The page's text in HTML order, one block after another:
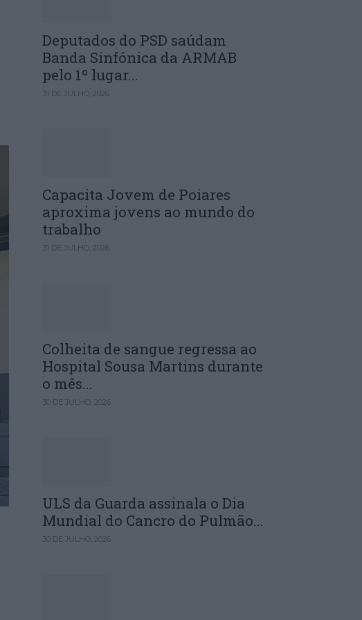
Deputados do PSD saúdam
Banda Sinfónica da ARMAB
pelo 1º lugar...
31 DE JULHO, 2026
Capacita Jovem de Poiares
aproxima jovens ao mundo do
trabalho
31 DE JULHO, 2026
Colheita de sangue regressa ao
Hospital Sousa Martins durante
o mês...
30 DE JULHO, 2026
ULS da Guarda assinala o Dia
Mundial do Cancro do Pulmão...
30 DE JULHO, 2026